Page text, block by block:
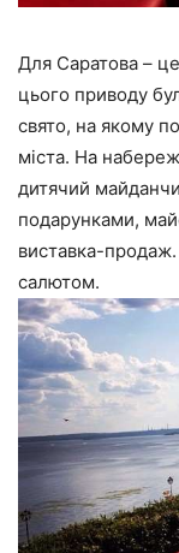
Для Саратова – це
цього приводу
свято, на якому
міста. На
дитячий
подарунками,
виставка-
салютом.